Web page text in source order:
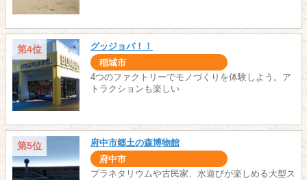
第4位 グッジョバ！！
稲城市
4つのファクトリーでモノづくりを体験しよう。ア
トラクションも楽しい
第5位 府中市郷土の森博物館
府中市
プラネタリウムや古民家、水遊びが楽しめる大型ス